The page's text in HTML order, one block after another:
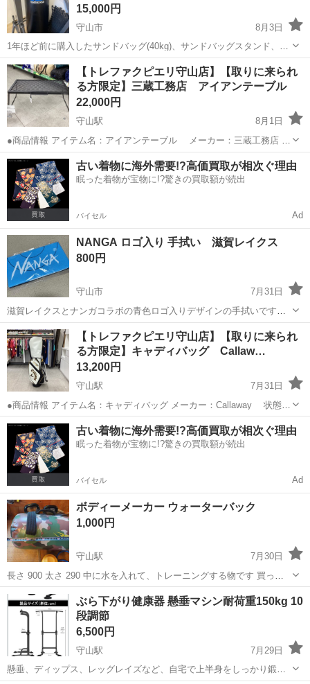
15,000円
守山市
8月3日
1年ほど前に購入したサンドバッグ(40kg)、サンドバッグスタンド、ジ
ョイントマット(欠けあり)です。 まとめて購入してくださる方を募集
します。 着払いであれば配送もできなくはないですが、AIによると
10,000円〜15,...
滋賀 守山市 武道、格闘技
【トレファクピエリ守山店】【取りに来られ
る方限定】三蔵工務店 アイアンテーブル
22,000円
守山駅
8月1日
●商品情報 アイテム名：アイアンテーブル メーカー：三蔵工務店 状
態：中古品の為細々傷があります。店頭でお確かめ下さい。 お問い
合わせ番号：1108000644978 ※店頭でも販売しておりますので...
滋賀 守山市 守山駅 その他 アイアン
古い着物に海外需要!?高価買取が相次ぐ理由
眠った着物が宝物に!?驚きの買取額が続出
バイセル Ad
NANGA ロゴ入り 手拭い 滋賀レイクス
800円
守山市
7月31日
滋賀レイクスとナンガコラボの青色ロゴ入りデザインの手拭いです。
写真撮影の為、開封しました。 未使用品です。 中古品ご理解頂き、返
品、クレームなしでお願いいたします。
滋賀 守山市 バスケットボール
【トレファクピエリ守山店】【取りに来られ
る方限定】キャディバッグ Callaw…
13,200円
守山駅
7月31日
●商品情報 アイテム名：キャディバッグ メーカー：Callaway 状態：
中古品の為細々傷があります。店頭でお確かめ下さい。 お問い合わ
せ番号：1108000629654 ※店頭でも販売しておりますので先に...
滋賀 守山市 守山駅 ゴルフ キャディバッグ
古い着物に海外需要!?高価買取が相次ぐ理由
眠った着物が宝物に!?驚きの買取額が続出
バイセル Ad
ボディーメーカー ウォーターバック
1,000円
守山駅
7月30日
長さ 900 太さ 290 中に水を入れて、トレーニングする物です 買って
仕事で肩を怪我してしまい、ほとんど使用していません💦 しかし中古
なので、後の故障等は責任を持てませのでお安くしましたm(*_ _)m ...
滋賀 守山市 守山駅 フィットネス、トレーニング
ぶら下がり健康器 懸垂マシン耐荷重150kg 10
段調節
6,500円
守山駅
7月29日
懸垂、ディップス、レッグレイズなど、自宅で上半身をしっかり鍛え